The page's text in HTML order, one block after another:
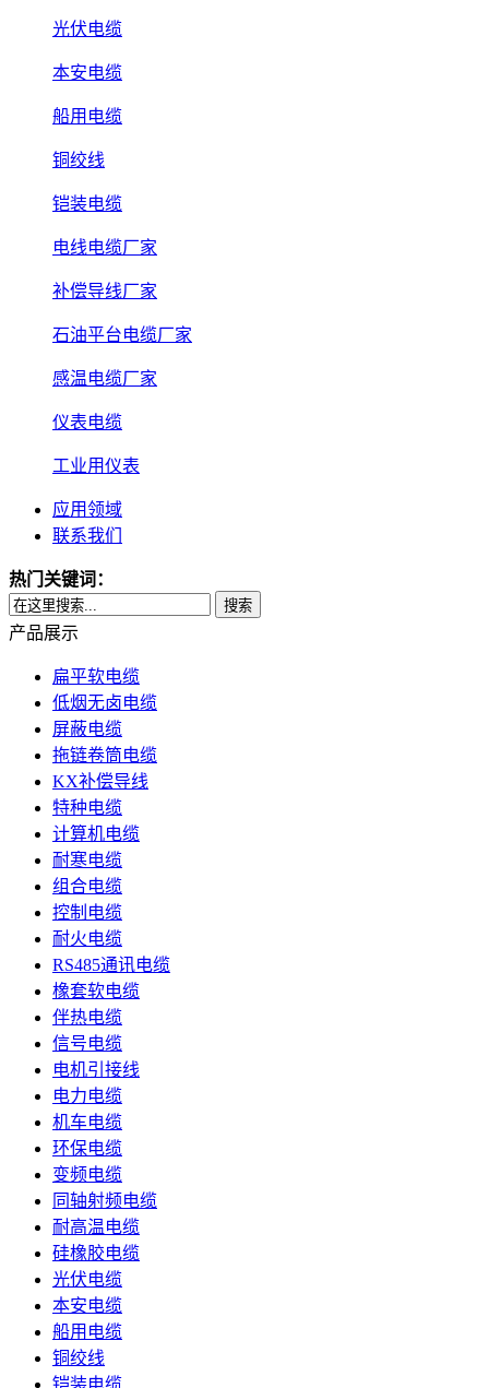
光伏电缆
本安电缆
船用电缆
铜绞线
铠装电缆
电线电缆厂家
补偿导线厂家
石油平台电缆厂家
感温电缆厂家
仪表电缆
工业用仪表
应用领域
联系我们
热门关键词：
搜索
产品展示
扁平软电缆
低烟无卤电缆
屏蔽电缆
拖链卷筒电缆
KX补偿导线
特种电缆
计算机电缆
耐寒电缆
组合电缆
控制电缆
耐火电缆
RS485通讯电缆
橡套软电缆
伴热电缆
信号电缆
电机引接线
电力电缆
机车电缆
环保电缆
变频电缆
同轴射频电缆
耐高温电缆
硅橡胶电缆
光伏电缆
本安电缆
船用电缆
铜绞线
铠装电缆